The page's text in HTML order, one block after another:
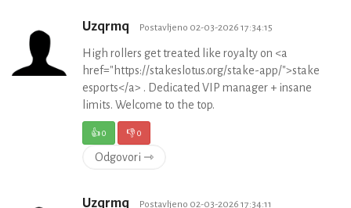
Uzqrmq Postavljeno 02-03-2026 17:34:15
High rollers get treated like royalty on <a
href="https://stakeslotus.org/stake-app/">stake
esports</a> . Dedicated VIP manager + insane
limits. Welcome to the top.
👍0 👎0
Odgovori ⇾
Uzqrmq Postavljeno 02-03-2026 17:34:11